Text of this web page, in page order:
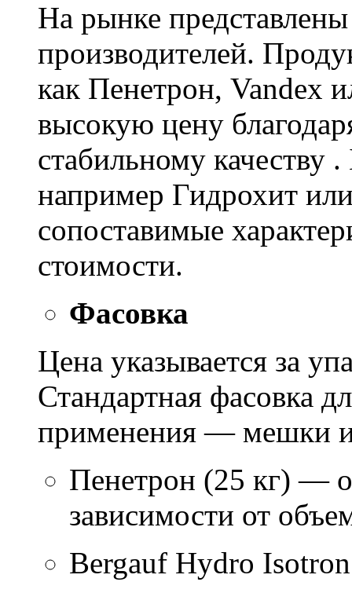
На рынке
производителей.
как Пенетрон, Vandex
высокую цену
стабильному качеству
например Гидрохит
сопоставимые
стоимости.
Фасовка
Цена указывается за
Стандартная фасовка
применения — мешки
Пенетрон (25 кг) —
зависимости от
Bergauf Hydro